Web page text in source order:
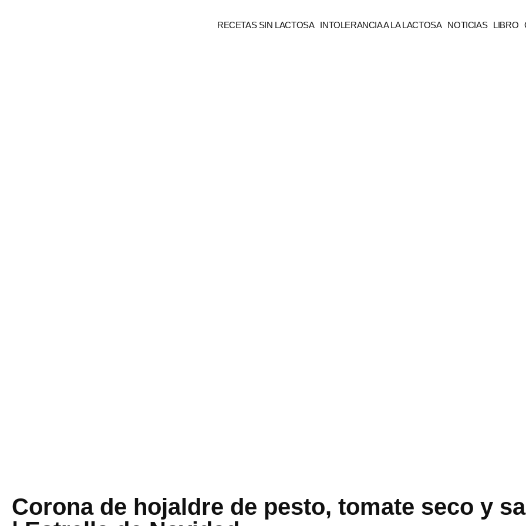
RECETAS SIN LACTOSA INTOLERANCIA A LA LACTOSA NOTICIAS LIBRO
Corona de hojaldre de pesto, tomate seco y